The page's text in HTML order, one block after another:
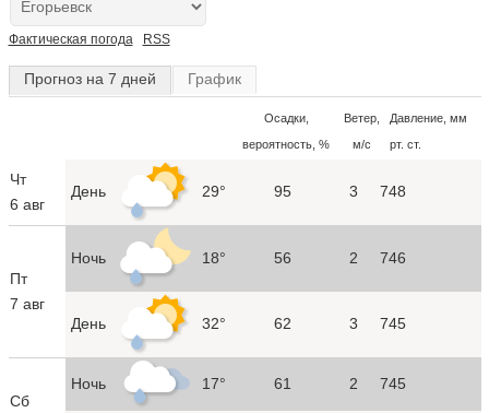
Фактическая погода RSS
Прогноз на 7 дней График
Осадки,
вероятность, %
Ветер,
м/с
Давление, мм
рт. ст.
Чт
6 авг
День 29° 95 3 748
Пт
7 авг
Ночь 18° 56 2 746
День 32° 62 3 745
Сб
Ночь 17° 61 2 745